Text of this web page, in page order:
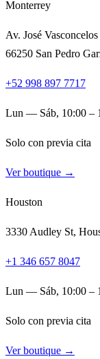
Monterrey
Av. José
66250 San Pedro
+52 998 897 7717
Lun — Sáb, 10:00 –
Solo con previa cita
Ver boutique →
Houston
3330 Audley St,
+1 346 657 8047
Lun — Sáb, 10:00 –
Solo con previa cita
Ver boutique →